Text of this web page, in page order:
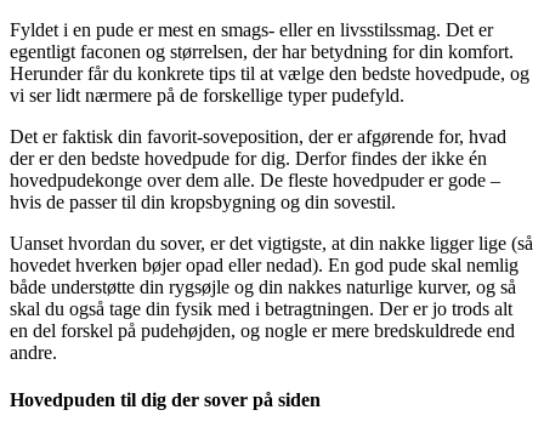
Fyldet i en pude er mest en smags- eller en livsstilssmag. Det er
egentligt faconen og størrelsen, der har betydning for din komfort.
Herunder får du konkrete tips til at vælge den bedste hovedpude, og
vi ser lidt nærmere på de forskellige typer pudefyld.
Det er faktisk din favorit-soveposition, der er afgørende for, hvad
der er den bedste hovedpude for dig. Derfor findes der ikke én
hovedpudekonge over dem alle. De fleste hovedpuder er gode –
hvis de passer til din kropsbygning og din sovestil.
Uanset hvordan du sover, er det vigtigste, at din nakke ligger lige (så
hovedet hverken bøjer opad eller nedad). En god pude skal nemlig
både understøtte din rygsøjle og din nakkes naturlige kurver, og så
skal du også tage din fysik med i betragtningen. Der er jo trods alt
en del forskel på pudehøjden, og nogle er mere bredskuldrede end
andre.
Hovedpuden til dig der sover på siden